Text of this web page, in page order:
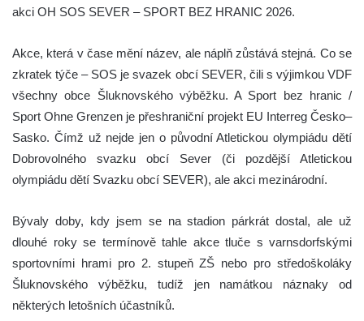
akci OH SOS SEVER – SPORT BEZ HRANIC 2026.
Akce, která v čase mění název, ale náplň zůstává stejná. Co se
zkratek týče – SOS je svazek obcí SEVER, čili s výjimkou VDF
všechny obce Šluknovského výběžku. A Sport bez hranic /
Sport Ohne Grenzen je přeshraniční projekt EU Interreg Česko–
Sasko. Čímž už nejde jen o původní Atletickou olympiádu dětí
Dobrovolného svazku obcí Sever (či pozdější Atletickou
olympiádu dětí Svazku obcí SEVER), ale akci mezinárodní.
Bývaly doby, kdy jsem se na stadion párkrát dostal, ale už
dlouhé roky se termínově tahle akce tluče s varnsdorfskými
sportovními hrami pro 2. stupeň ZŠ nebo pro středoškoláky
Šluknovského výběžku, tudíž jen namátkou náznaky od
některých letošních účastníků.